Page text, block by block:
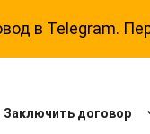
в Telegram.
Заключить договор